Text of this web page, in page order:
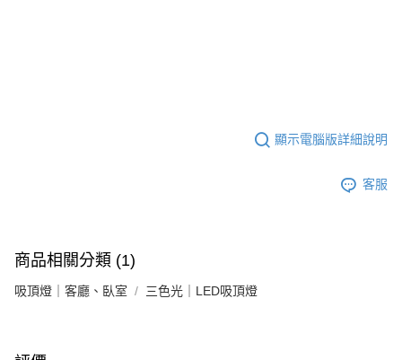
顯示電腦版詳細說明
客服
商品相關分類 (1)
吸頂燈｜客廳、臥室 三色光｜LED吸頂燈